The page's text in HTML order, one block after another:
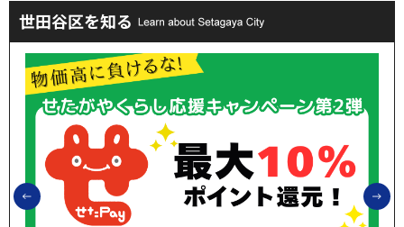
世田谷区を知る
前のスライドを表示